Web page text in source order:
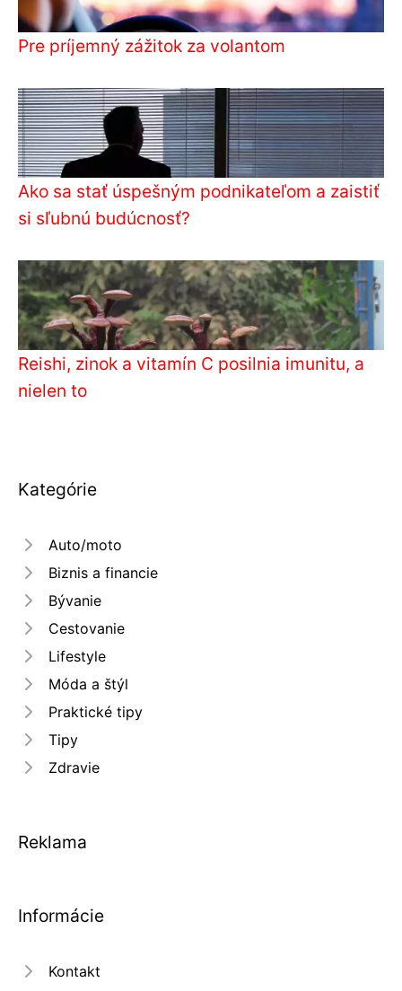
Pre príjemný zážitok za volantom
Ako sa stať úspešným podnikateľom a zaistiť
si sľubnú budúcnosť?
Reishi, zinok a vitamín C posilnia imunitu, a
nielen to
Kategórie
Auto/moto
Biznis a financie
Bývanie
Cestovanie
Lifestyle
Móda a štýl
Praktické tipy
Tipy
Zdravie
Reklama
Informácie
Kontakt